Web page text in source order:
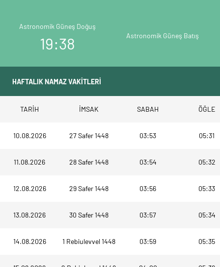
Astronomik Güneş Doğuş
19:38 Astronomik Güneş Batış
TARİH İMSAK SABAH ÖĞLE
10.08.2026 27 Safer 1448 03:53 05:31
11.08.2026 28 Safer 1448 03:54 05:32
12.08.2026 29 Safer 1448 03:56 05:33
13.08.2026 30 Safer 1448 03:57 05:34
14.08.2026 1 Rebiulevvel 1448 03:59 05:35